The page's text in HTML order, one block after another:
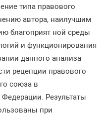
типа правового
автора, наилучшим
благоприят ной среды
и функционирования
данного анализа
рецепции правового
союза в
Результаты
при